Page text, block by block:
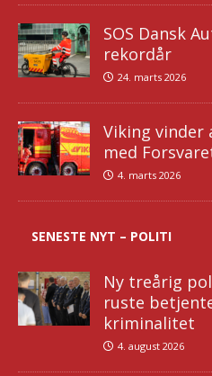
SOS Dansk
rekordår
24. marts 2026
Viking
med
4. marts 2026
SENESTE NYT – POLITI
Ny treårig
ruste
kriminalitet
4. august 2026